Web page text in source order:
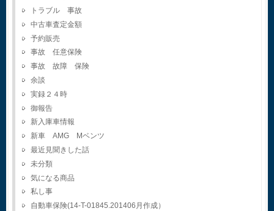
トラブル 事故
中古車査定金額
予約販売
事故 任意保険
事故 故障 保険
余談
実録２４時
御報告
新入庫車情報
新車 AMG Mベンツ
最近見聞きした話
未分類
気になる商品
私し事
自動車保険(14-T-01845.201406月作成）